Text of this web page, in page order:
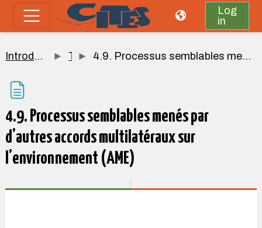
Skip to main content
Side panel
Log
in
Introduction à la CITES Topic 4 4.9. Processus semblables menés par d’autres accords multilatéraux sur l’environnement (AME)
4.9. Processus semblables menés par
d’autres accords multilatéraux sur
l’environnement (AME)